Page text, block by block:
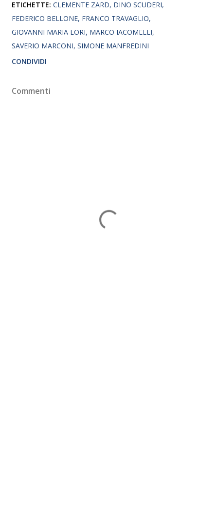
ETICHETTE: CLEMENTE ZARD DINO SCUDERI
FEDERICO BELLONE FRANCO TRAVAGLIO
GIOVANNI MARIA LORI MARCO IACOMELLI
SAVERIO MARCONI SIMONE MANFREDINI
CONDIVIDI
Commenti